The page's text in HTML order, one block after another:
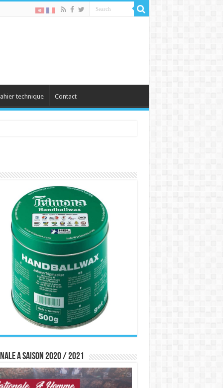
technique Contact
A saison 2020 / 2021